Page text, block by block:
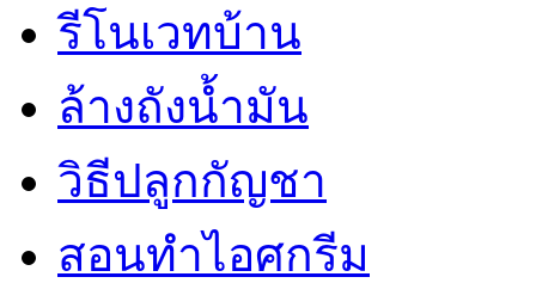
รีโนเวทบ้าน
ล้างถังน้ำมัน
วิธีปลูกกัญชา
สอนทำไอศกรีม